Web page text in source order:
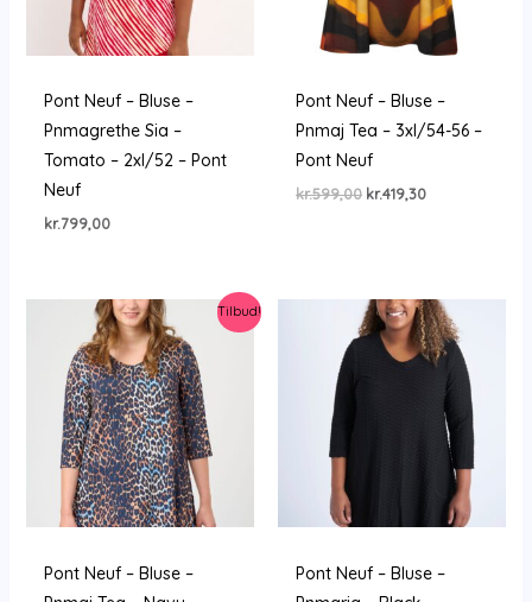
Pont Neuf – Bluse –
Pnmagrethe Sia –
Tomato – 2xl/52 – Pont
Neuf
kr.799,00
Pont Neuf – Bluse –
Pnmaj Tea – 3xl/54-56 –
Pont Neuf
kr.599,00 Den
kr.419,30Den
Tilbud!
Pont Neuf – Bluse –
Pont Neuf – Bluse –